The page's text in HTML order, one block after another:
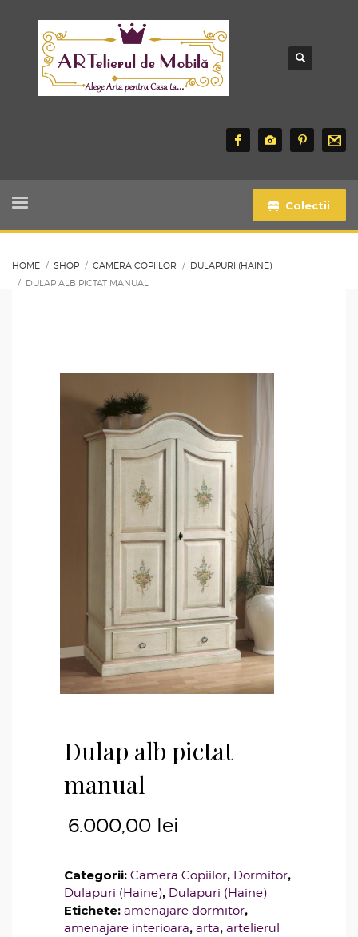
Colectii
HOME SHOP CAMERA COPIILOR
DULAPURI (HAINE)
DULAP ALB PICTAT MANUAL
Dulap alb pictat
manual
6.000,00 lei
Categorii: Camera Copiilor, Dormitor,
Dulapuri (Haine), Dulapuri (Haine)
Etichete: amenajare dormitor,
amenajare interioara, arta, artelierul